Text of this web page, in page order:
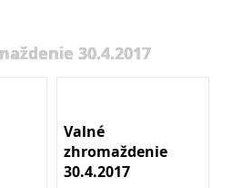
30.4.2017
Valné
zhromaždenie
30.4.2017